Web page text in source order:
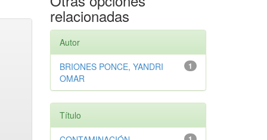
relacionadas
Autor
1
BRIONES PONCE, YANDRI
OMAR
Título